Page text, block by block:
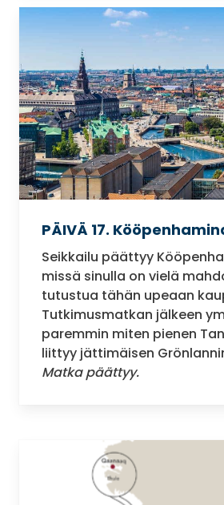
PÄIVÄ 17.
Seikkailu päättyy
missä sinulla on vielä
tutustua tähän upeaan
Tutkimusmatkan jälkeen
paremmin miten pienen
liittyy jättimäisen
Matka päättyy.